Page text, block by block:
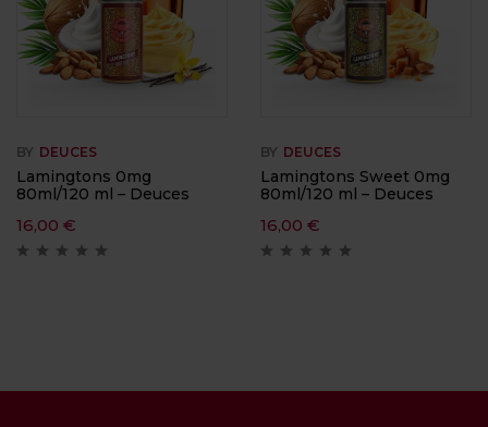
BY DEUCES
Lamingtons 0mg
80ml/120 ml – Deuces
16,00 €
BY DEUCES
Lamingtons Sweet 0mg
80ml/120 ml – Deuces
16,00 €